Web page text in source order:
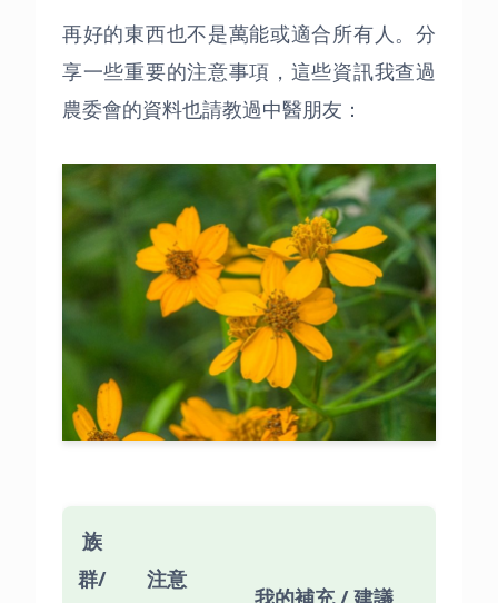
再好的東西也不是萬能或適合所有人。分
享一些重要的注意事項，這些資訊我查過
農委會的資料也請教過中醫朋友：
族
群/
注意
我的補充 / 建議